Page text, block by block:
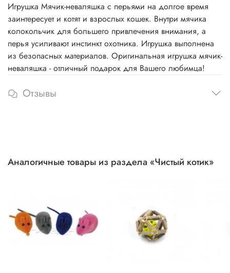
Игрушка Мячик-неваляшка с перьями на долгое время
заинтересует и котят и взрослых кошек. Внутри мячика
колокольчик для большего привлечения внимания, а
перья усиливают инстинкт охотника. Игрушка выполнена
из безопасных материалов. Оригинальная игрушка мячик-
неваляшка - отличный подарок для Вашего любимца!
Отзывы
Аналогичные товары из раздела «Чистый котик»